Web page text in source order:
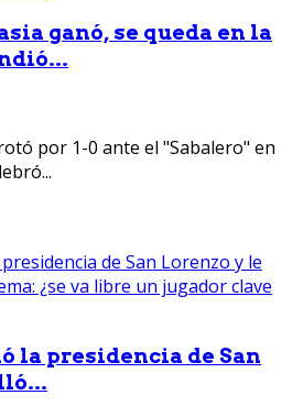
ganó, se queda en la
por 1-0 ante el "Sabalero" en
la presidencia de San